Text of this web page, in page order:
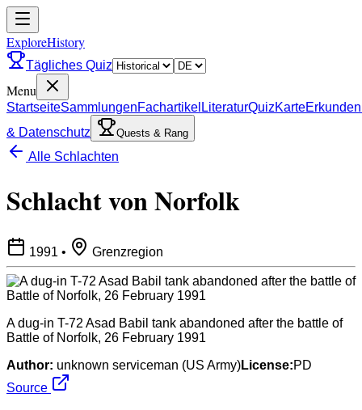
ExploreHistory
Tägliches Quiz
Menu
StartseiteSammlungenFachartikel LiteraturQuizKarteErkunden
& Datenschutz
Quests & Rang
Alle Schlachten
Schlacht von Norfolk
1991 • Grenzregion
A dug-in T-72 Asad Babil tank abandoned after the battle of
Battle of Norfolk, 26 February 1991
Author: unknown serviceman (US Army)License:PD
Source